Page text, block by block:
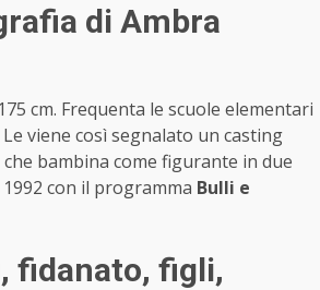
di Ambra
175 cm. Frequenta le scuole elementari
viene così segnalato un casting
bambina come figurante in due
con il programma Bulli e
fidanato, figli,